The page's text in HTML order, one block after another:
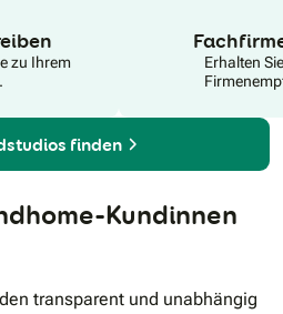
zu Ihrem
Erhalten
finden
Kundinnen
transparent und unabhängig